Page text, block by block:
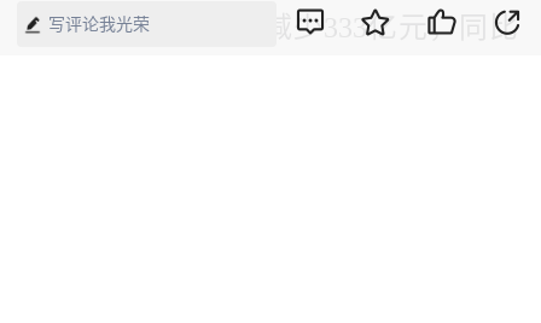
百分点；前三季度减少333亿元，同比
写评论我光荣